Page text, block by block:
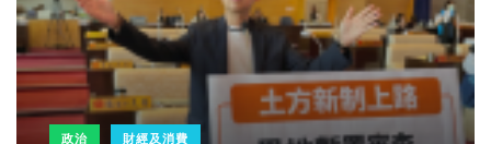
政治 財經及消費